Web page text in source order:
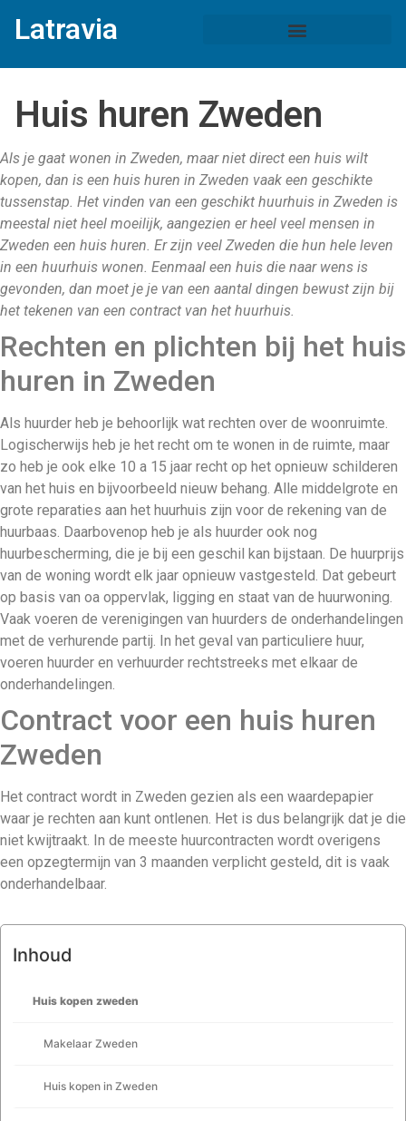
Latravia
Huis huren Zweden
Als je gaat wonen in Zweden, maar niet direct een huis wilt
kopen, dan is een huis huren in Zweden vaak een geschikte
tussenstap. Het vinden van een geschikt huurhuis in Zweden is
meestal niet heel moeilijk, aangezien er heel veel mensen in
Zweden een huis huren. Er zijn veel Zweden die hun hele leven
in een huurhuis wonen. Eenmaal een huis die naar wens is
gevonden, dan moet je je van een aantal dingen bewust zijn bij
het tekenen van een contract van het huurhuis.
Rechten en plichten bij het huis
huren in Zweden
Als huurder heb je behoorlijk wat rechten over de woonruimte.
Logischerwijs heb je het recht om te wonen in de ruimte, maar
zo heb je ook elke 10 a 15 jaar recht op het opnieuw schilderen
van het huis en bijvoorbeeld nieuw behang. Alle middelgrote en
grote reparaties aan het huurhuis zijn voor de rekening van de
huurbaas. Daarbovenop heb je als huurder ook nog
huurbescherming, die je bij een geschil kan bijstaan. De huurprijs
van de woning wordt elk jaar opnieuw vastgesteld. Dat gebeurt
op basis van oa oppervlak, ligging en staat van de huurwoning.
Vaak voeren de verenigingen van huurders de onderhandelingen
met de verhurende partij. In het geval van particuliere huur,
voeren huurder en verhuurder rechtstreeks met elkaar de
onderhandelingen.
Contract voor een huis huren
Zweden
Het contract wordt in Zweden gezien als een waardepapier
waar je rechten aan kunt ontlenen. Het is dus belangrijk dat je die
niet kwijtraakt. In de meeste huurcontracten wordt overigens
een opzegtermijn van 3 maanden verplicht gesteld, dit is vaak
onderhandelbaar.
Inhoud
Huis kopen zweden
Makelaar Zweden
Huis kopen in Zweden